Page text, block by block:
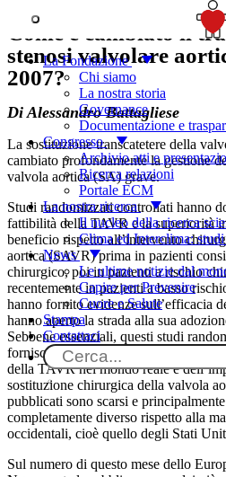
La Fondazione
Chi siamo
La nostra storia
Governance
Documentazione e
Congresso
Archivio atti e
Ricerca relazioni
Portale ECM
La nostra ricerca
Il nucleo della ricerca
Clima ed Interclima:
News
Le ultime notizie dal
Capire per Prevenire
Cuore e Salute
Stampa
Contattaci
Come è cambiato il
stenosi valvolare
2007?
Di Alessandro Battagliese
La sostituzione transcatetere della
cambiato profondamente la gestione
valvola aortica (SA) grave.
Studi randomizzati controllati hanno
fattibilità della TAVR e la superiorità
beneficio rispetto all’intervento
aortica (SAVR) prima in pazienti
chirurgico, poi in pazienti a rischio
recentemente in pazienti a basso
hanno fornito evidenze sull’efficacia
hanno aperto la strada alla sua
Sebbene essenziali, questi studi
forniscono alcuna informazione
della TAVR nel mondo reale e
sostituzione chirurgica della valvola
pubblicati sono scarsi e
completamente diverso rispetto alla
occidentali, cioè quello degli Stati
Sul numero di questo mese dello